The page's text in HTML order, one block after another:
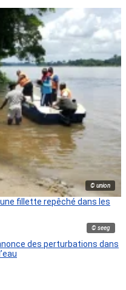
© union
fillette repêché dans les
© seeg
des perturbations dans